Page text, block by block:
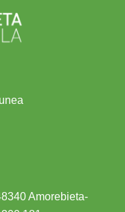
Amorebieta-